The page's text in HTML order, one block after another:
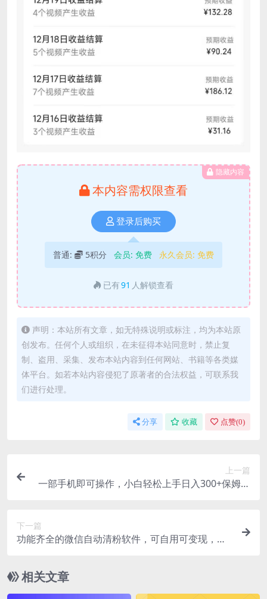
隐藏内容
本内容需权限查看
登录后购买
普通: 5积分 会员: 免费 永久会员: 免费
已有91 人解锁查看
声明：本站所有文章，如无特殊说明或标注，均为本站原
创发布。任何个人或组织，在未征得本站同意时，禁止复
制、盗用、采集、发布本站内容到任何网站、书籍等各类媒
体平台。如若本站内容侵犯了原著者的合法权益，可联系我
们进行处理。
分享 收藏 点赞(0)
上一篇
一部手机即可操作，小白轻松上手日入300+保姆级
下一篇
功能齐全的微信自动清粉软件，可自用可变现，一
相关文章